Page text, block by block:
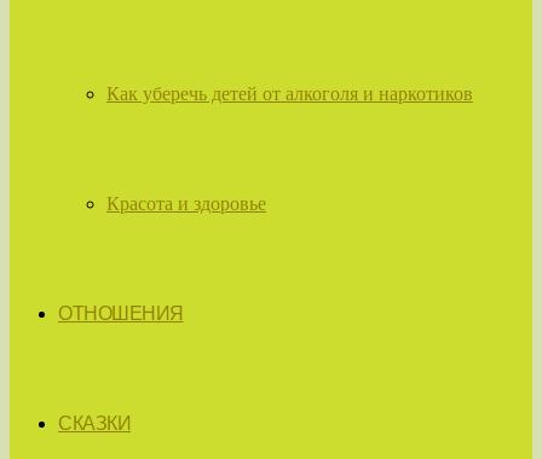
Как уберечь детей от алкоголя и наркотиков
Красота и здоровье
ОТНОШЕНИЯ
СКАЗКИ